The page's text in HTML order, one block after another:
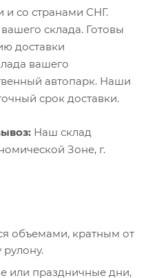
и со странами СНГ.
склада. Готовы
доставки
вашего
автопарк. Наши
срок доставки.
Наш склад
Зоне, г.
объемами, кратным от
или праздничные дни,